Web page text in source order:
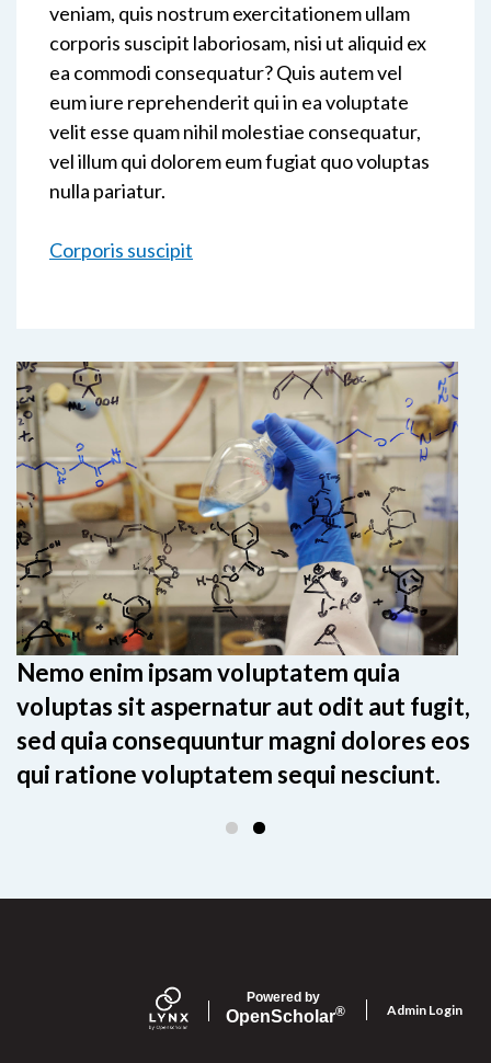
veniam, quis nostrum exercitationem ullam
corporis suscipit laboriosam, nisi ut aliquid ex
ea commodi consequatur? Quis autem vel
eum iure reprehenderit qui in ea voluptate
velit esse quam nihil molestiae consequatur,
vel illum qui dolorem eum fugiat quo voluptas
nulla pariatur.
Corporis suscipit
Nemo enim ipsam voluptatem quia
voluptas sit aspernatur aut odit aut fugit,
sed quia consequuntur magni dolores eos
qui ratione voluptatem sequi nesciunt.
Powered by
OpenScholar® Admin Login